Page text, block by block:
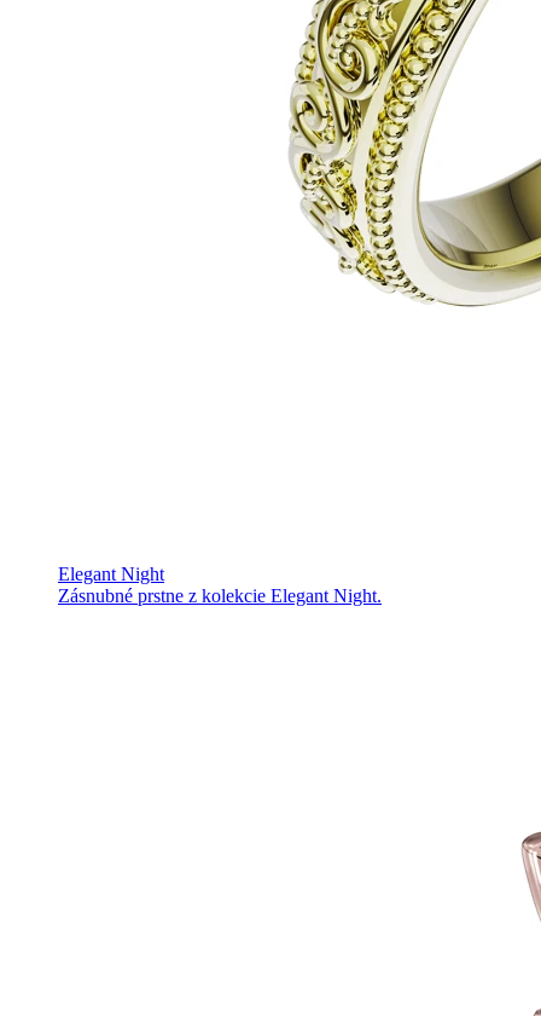
Elegant Night
Zásnubné prstne z kolekcie Elegant Night.